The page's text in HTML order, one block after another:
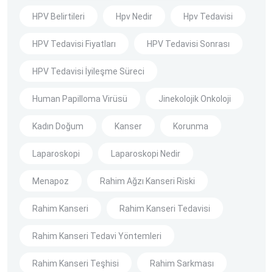
HPV Belirtileri Hpv Nedir Hpv Tedavisi
HPV Tedavisi Fiyatları HPV Tedavisi Sonrası
HPV Tedavisi İyileşme Süreci
Human Papilloma Virüsü Jinekolojik Onkoloji
Kadın Doğum Kanser Korunma
Laparoskopi Laparoskopi Nedir
Menapoz Rahim Ağzı Kanseri Riski
Rahim Kanseri Rahim Kanseri Tedavisi
Rahim Kanseri Tedavi Yöntemleri
Rahim Kanseri Teşhisi Rahim Sarkması